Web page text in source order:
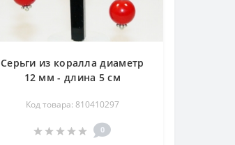
Серьги из коралла диаметр
12 мм - длина 5 см
Код товара: 810410297
0